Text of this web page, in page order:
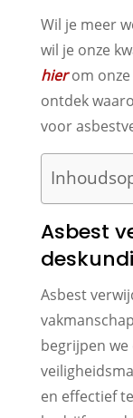
Wil je meer
wil je onze
hierom onze
ontdek
voor
Asbest
Asbest
begrijpen we
en effectief